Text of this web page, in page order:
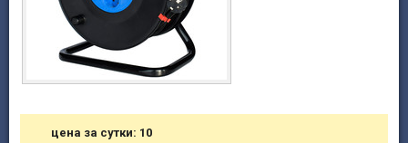
цена за сутки: 10